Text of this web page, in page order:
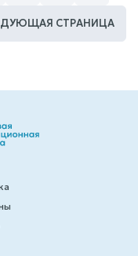
СТРАНИЦА